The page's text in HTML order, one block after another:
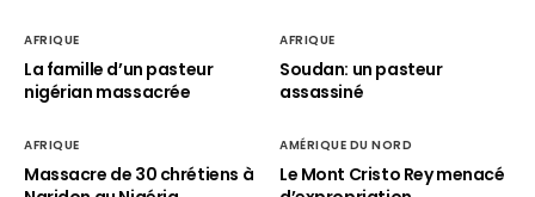
AFRIQUE
La famille d’un pasteur
nigérian massacrée
AFRIQUE
Soudan: un pasteur
assassiné
AFRIQUE
Massacre de 30 chrétiens à
AMÉRIQUE DU NORD
Le Mont Cristo Rey menacé